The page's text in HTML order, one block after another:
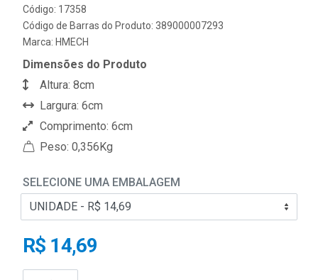
Código: 17358
Código de Barras do Produto: 389000007293
Marca: HMECH
Dimensões do Produto
Altura: 8cm
Largura: 6cm
Comprimento: 6cm
Peso: 0,356Kg
SELECIONE UMA EMBALAGEM
R$ 14,69